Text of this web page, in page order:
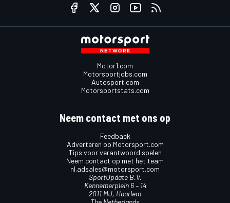
Motor1.com
Motorsportjobs.com
Autosport.com
Motorsportstats.com
Neem contact met ons op
Feedback
Adverteren op Motorsport.com
Tips voor verantwoord spelen
Neem contact op met het team
nl.adsales@motorsport.com
SportUpdate B.V.
Kennemerplein 6 – 14
2011 MJ, Haarlem